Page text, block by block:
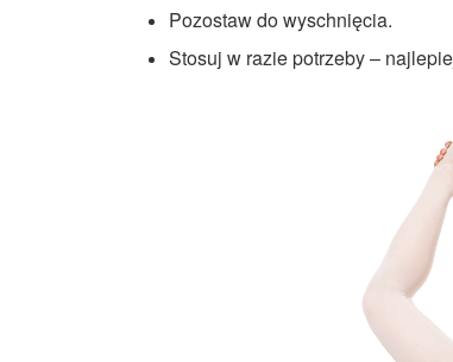
Pozostaw do wyschnięcia.
Stosuj w razie potrzeby –